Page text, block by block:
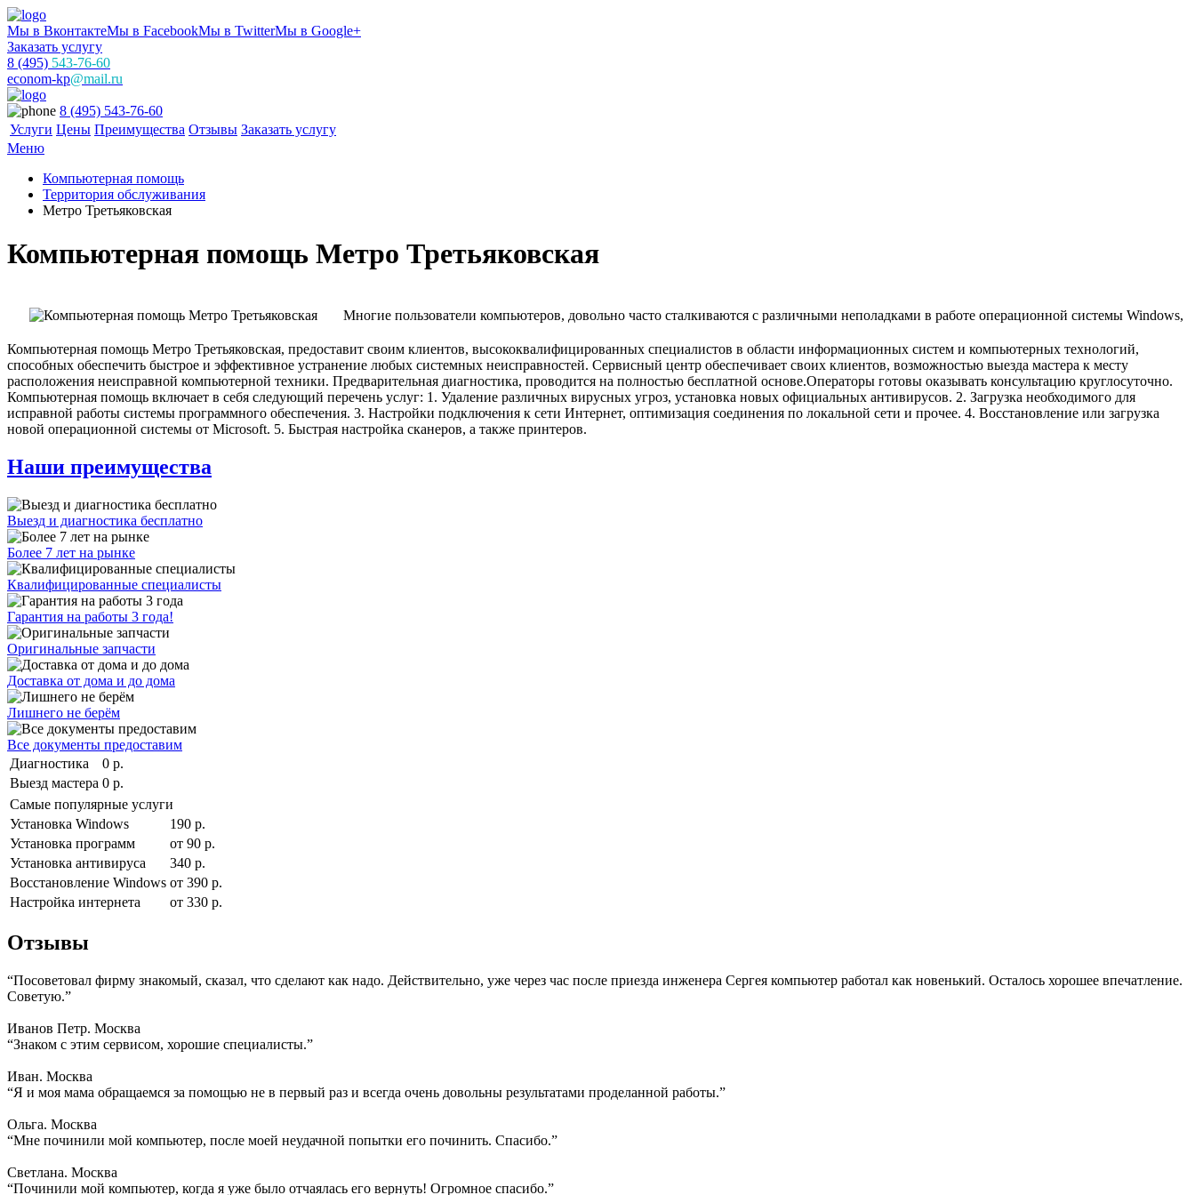
Мы в ВконтактеМы в FacebookМы в TwitterМы в Google+
Заказать услугу
8 (495) 543-76-60
econom-kp@mail.ru
8 (495) 543-76-60
Услуги Цены Преимущества Отзывы Заказать услугу
Меню
Компьютерная помощь
Территория обслуживания
Метро Третьяковская
Компьютерная помощь Метро Третьяковская
Многие пользователи компьютеров, довольно часто сталкиваются с различными неполадками в работе операционной системы Windows,
Компьютерная помощь Метро Третьяковская, предоставит своим клиентов, высококвалифицированных специалистов в области информационных систем и компьютерных технологий,
способных обеспечить быстрое и эффективное устранение любых системных неисправностей. Сервисный центр обеспечивает своих клиентов, возможностью выезда мастера к месту
расположения неисправной компьютерной техники. Предварительная диагностика, проводится на полностью бесплатной основе.Операторы готовы оказывать консультацию круглосуточно.
Компьютерная помощь включает в себя следующий перечень услуг: 1. Удаление различных вирусных угроз, установка новых официальных антивирусов. 2. Загрузка необходимого для
исправной работы системы программного обеспечения. 3. Настройки подключения к сети Интернет, оптимизация соединения по локальной сети и прочее. 4. Восстановление или загрузка
новой операционной системы от Microsoft. 5. Быстрая настройка сканеров, а также принтеров.
Наши преимущества
Выезд и диагностика бесплатно
Более 7 лет на рынке
Квалифицированные специалисты
Гарантия на работы 3 года!
Оригинальные запчасти
Доставка от дома и до дома
Лишнего не берём
Все документы предоставим
Диагностика
0 р.
Выезд мастера 0 р.
Самые популярные услуги
Установка Windows
190 р.
Установка программ
от 90 р.
Установка антивируса
340 р.
Восстановление Windows от 390 р.
Настройка интернета
от 330 р.
Отзывы
“Посоветовал фирму знакомый, сказал, что сделают как надо. Действительно, уже через час после приезда инженера Сергея компьютер работал как новенький. Осталось хорошее впечатление.
Советую.”
Иванов Петр. Москва
“Знаком с этим сервисом, хорошие специалисты.”
Иван. Москва
“Я и моя мама обращаемся за помощью не в первый раз и всегда очень довольны результатами проделанной работы.”
Ольга. Москва
“Мне починили мой компьютер, после моей неудачной попытки его починить. Спасибо.”
Светлана. Москва
“Починили мой компьютер, когда я уже было отчаялась его вернуть! Огромное спасибо.”